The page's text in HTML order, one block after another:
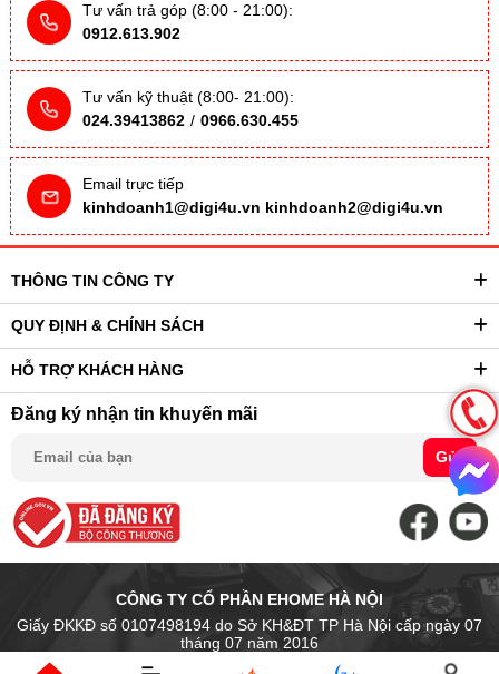
Tư vấn trả góp (8:00 - 21:00):
0912.613.902
Tư vấn kỹ thuật (8:00- 21:00):
024.39413862 / 0966.630.455
Email trực tiếp
kinhdoanh1@digi4u.vn kinhdoanh2@digi4u.vn
THÔNG TIN CÔNG TY
QUY ĐỊNH & CHÍNH SÁCH
HỖ TRỢ KHÁCH HÀNG
Đăng ký nhận tin khuyến mãi
Gửi
CÔNG TY CỔ PHẦN EHOME HÀ NỘI
Giấy ĐKKĐ số 0107498194 do Sở KH&ĐT TP Hà Nội cấp ngày 07
tháng 07 năm 2016
Trụ sở chính: Số 14 Ngõ Chợ Khâm Thiên, P. Văn Miếu Quốc Tử Giám